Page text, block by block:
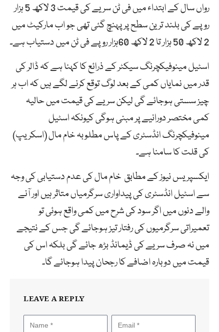
رواں سال کے ابتداء میں فی ٹن سریے کی قیمت 3 لاکھ 5 ہزار
روپے کی بلند ترین سطح پر پہنچ گئی تھی جو اب مارکیٹ میں
2 لاکھ 50 ہزار تا 2 لاکھ 60ہزار روپے فی ٹن میں دستیاب ہے۔
اسٹیل مینوفیکچرنگ سیکٹر کے ذرائع کا کہنا ہے کہ ڈالر کی
قدر میں نمایاں کمی کے بعد لوگ توقع کرنے لگے ہیں کہ اب ہر
چیز سستی ہوجائے گی لیکن سریے کی قیمت میں حالیہ
کمی مختصر دورانیے پر مبنی ہوگی کیونکہ اسٹیل
مینوفیکچرنگ انڈسٹری کے پاس مطلوبہ خام مال (اسکریپ)
کی قلت کا سامنا ہے۔
ایکسپریس نیوز کے مطابق خام مال کی عدم دستیابی کی وجہ
سے اسٹیل انڈسٹری کی پیداواری سرگرمیاں متاثر ہیں اور آنے
والے دنوں میں اگر سود کی شرح میں کمی واقع ہوئی تو
تعمیراتی سرگرمیوں کی رفتار تیز ہوجائے گی جس کے نتیجے
میں نہ صرف سریے کی ڈیمانڈ بڑھ جائے گی بلکہ اس کی
قیمت میں دوبارہ اضافے کا رجحان پیدا ہوجائے گا۔
LEAVE A REPLY